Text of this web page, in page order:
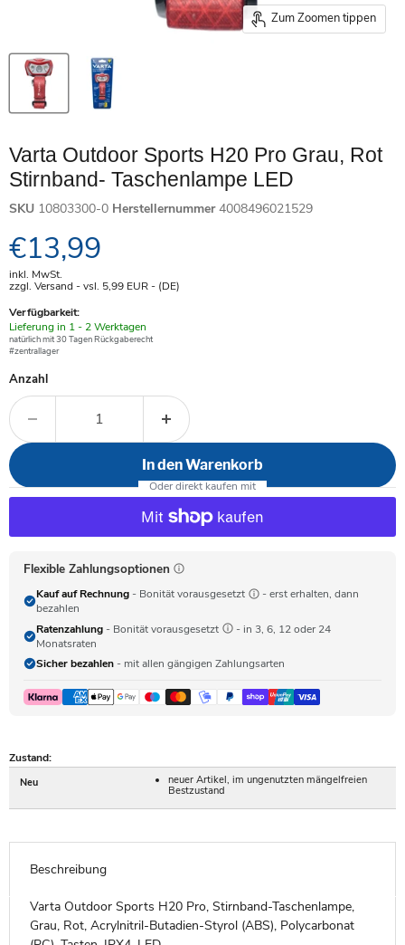
Zum Zoomen tippen
Varta Outdoor Sports H20 Pro Grau, Rot
Stirnband- Taschenlampe LED
SKU 10803300-0 Herstellernummer 4008496021529
Aktueller Preis
€13,99
inkl. MwSt.
zzgl. Versand - vsl. 5,99 EUR- (DE)
Verfügbarkeit:
Verfügbar
-
Lieferung in 1 - 2 Werktagen
natürlich mit 30 Tagen Rückgaberecht
#zentrallager
Anzahl
In den Warenkorb
Flexible Zahlungsoptionen
Kauf auf Rechnung - Bonität vorausgesetzt
- erst erhalten, dann
bezahlen
Ratenzahlung - Bonität vorausgesetzt
- in 3, 6, 12 oder 24
Monatsraten
Sicher bezahlen - mit allen gängigen Zahlungsarten
Zustand:
Neu
neuer Artikel, im ungenutzten mängelfreien
Bestzustand
Beschreibung
Varta Outdoor Sports H20 Pro, Stirnband-Taschenlampe,
Grau, Rot, Acrylnitril-Butadien-Styrol (ABS), Polycarbonat